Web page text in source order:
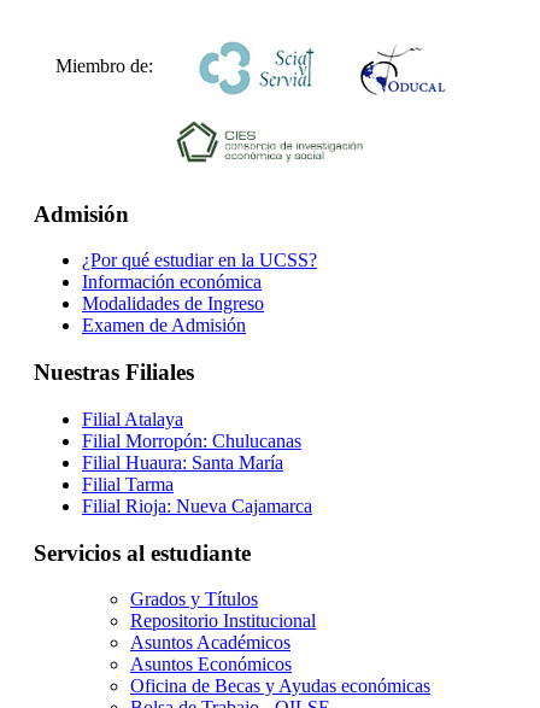
Miembro de:
Admisión
¿Por qué estudiar en la UCSS?
Información económica
Modalidades de Ingreso
Examen de Admisión
Nuestras Filiales
Filial Atalaya
Filial Morropón: Chulucanas
Filial Huaura: Santa María
Filial Tarma
Filial Rioja: Nueva Cajamarca
Servicios al estudiante
Grados y Títulos
Repositorio Institucional
Asuntos Académicos
Asuntos Económicos
Oficina de Becas y Ayudas económicas